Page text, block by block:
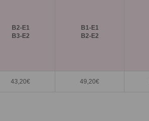
B2-E1
B3-E2
B1-E1
B2-E2
43,20€ 49,20€